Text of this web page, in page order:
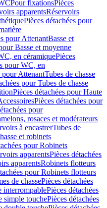
Pour fixationsPièces
apparentsRéservoirs
Pièces détachées pour
pour AttenantBasse et
Basse et moyenne
en céramiquePièces
pour WC, en
pour AttenantTubes de chasse
pour Tubes de chasse
Pièces détachées pour Haute
Pièces détachées pour
pour
rosaces et modérateurs
à encastrerTubes de
et robinets
pour Robinets
apparentsPièces détachées
apparentsRobinets flotteurs
pour Robinets flotteurs
de chassePièces détachées
interrompablePièces détachées
simple touchePièces détachées